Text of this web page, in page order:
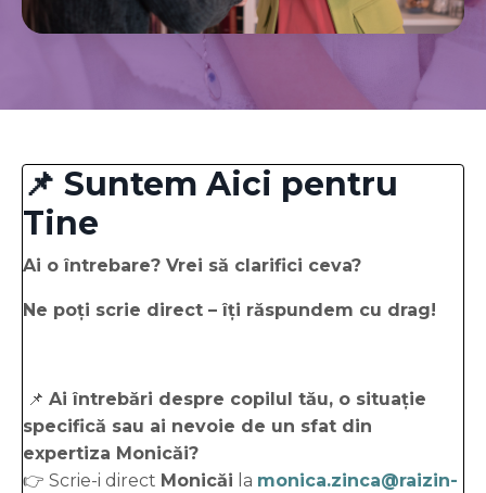
📌 Suntem Aici pentru
Tine
Ai o întrebare? Vrei să clarifici ceva?
Ne poți scrie direct – îți răspundem cu drag!
📌 Ai întrebări despre copilul tău, o situație
specifică sau ai nevoie de un sfat din
expertiza Monicăi?
👉 Scrie-i direct Monicăi la monica.zinca@raizin-